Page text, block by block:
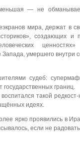
— не
мира, держат в
создающих и
умершего внутри
судеб:
границ.
такой
идеях.
ярко проявились в
если не